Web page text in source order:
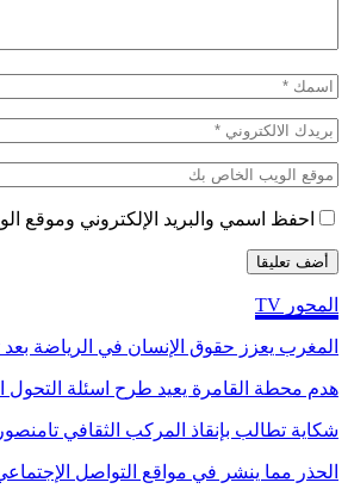
احفظ اسمي والبريد الإلكتروني وموقع
المحور TV
المغرب يعزز حقوق الإنسان في الرياضة
هدم محطة القامرة يعيد طرح اسئلة التحول
شكاية تطالب بإنقاذ المركب الثقافي
الحذر مما ينشر في مواقع التواصل